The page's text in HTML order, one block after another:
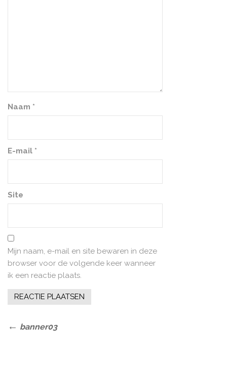
Naam *
E-mail *
Site
Mijn naam, e-mail en site bewaren in deze
browser voor de volgende keer wanneer
ik een reactie plaats.
Bericht
Previous
banner03